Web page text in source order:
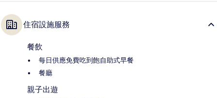
住宿設施服務
餐飲
每日供應免費吃到飽自助式早餐
餐廳
親子出遊